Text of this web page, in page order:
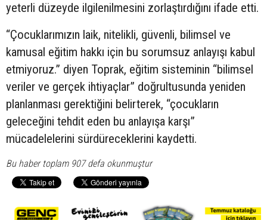
yeterli düzeyde ilgilenilmesini zorlaştırdığını ifade etti.
“Çocuklarımızın laik, nitelikli, güvenli, bilimsel ve
kamusal eğitim hakkı için bu sorumsuz anlayışı kabul
etmiyoruz.” diyen Toprak, eğitim sisteminin “bilimsel
veriler ve gerçek ihtiyaçlar” doğrultusunda yeniden
planlanması gerektiğini belirterek, “çocukların
geleceğini tehdit eden bu anlayışa karşı”
mücadelelerini sürdüreceklerini kaydetti.
Bu haber toplam 907 defa okunmuştur